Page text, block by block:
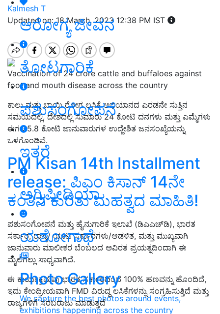
ಆರೋಗ್ಯ ಜೀವನ
ತೋಟಗಾರಿಕೆ
ಪಶುಸಂಗೋಪನೆ
ಇತರೆ
ಅಗ್ರಿಪೀಡಿಯಾ
ಯಶೋಗಾಥೆ
Photo Gallery
We capture the best photos around events,
exhibitions happening across the country
Kalmesh T
Updated on: 18 March, 2023 12:38 PM IST
Vaccination of 24 crore cattle and buffaloes against
foot and mouth disease across the country
ಕಾಲು ಮತ್ತು ಬಾಯಿ ರೋಗ ಲಸಿಕೆ ಅಭಿಯಾನದ ಎರಡನೇ ಸುತ್ತಿನ
ಸಮಯದಲ್ಲಿ, ದೇಶದಲ್ಲಿ ಸುಮಾರು 24 ಕೋಟಿ ದನಗಳು ಮತ್ತು ಎಮ್ಮೆಗಳು
ಈಗ 25.8 ಕೋಟಿ ಜಾನುವಾರುಗಳ ಉದ್ದೇಶಿತ ಜನಸಂಖ್ಯೆಯನ್ನು
ಒಳಗೊಂಡಿವೆ.
PM Kisan 14th Installment
release: ಪಿಎಂ ಕಿಸಾನ್‌ 14ನೇ
ಕಂತಿನ ಕುರಿತು ಮಹತ್ವದ ಮಾಹಿತಿ!
ಪಶುಸಂಗೋಪನೆ ಮತ್ತು ಹೈನುಗಾರಿಕೆ ಇಲಾಖೆ (ಡಿಎಎಚ್‌ಡಿ), ಭಾರತ
ಸರ್ಕಾರ, ರಾಜ್ಯ/ ಯುಟಿ ಸರ್ಕಾರಗಳು/ಆಡಳಿತ, ಮತ್ತು ಮುಖ್ಯವಾಗಿ
ಜಾನುವಾರು ಮಾಲೀಕರ ಬೆಂಬಲದ ಅವಿರತ ಪ್ರಯತ್ನದಿಂದಾಗಿ ಈ
ಮೈಲಿಗಲ್ಲು ಸಾಧ್ಯವಾಗಿದೆ.
ಈ ಕಾರ್ಯಕ್ರಮವು ಭಾರತ ಸರ್ಕಾರದಿಂದ 100% ಹಣವನ್ನು ಹೊಂದಿದೆ,
ಇದು ಕೇಂದ್ರೀಯವಾಗಿ FMD ವಿರುದ್ಧ ಲಸಿಕೆಗಳನ್ನು ಸಂಗ್ರಹಿಸುತ್ತಿದೆ ಮತ್ತು
ರಾಜ್ಯಗಳಿಗೆ ಸರಬರಾಜು ಮಾಡುತ್ತದೆ